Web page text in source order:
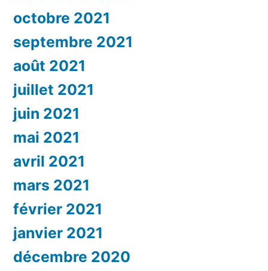
octobre 2021
septembre 2021
août 2021
juillet 2021
juin 2021
mai 2021
avril 2021
mars 2021
février 2021
janvier 2021
décembre 2020